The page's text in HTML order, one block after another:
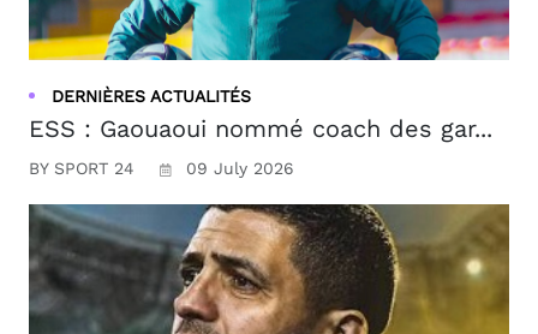
DERNIÈRES ACTUALITÉS
ESS : Gaouaoui nommé coach des gar...
BY SPORT 24 09 July 2026